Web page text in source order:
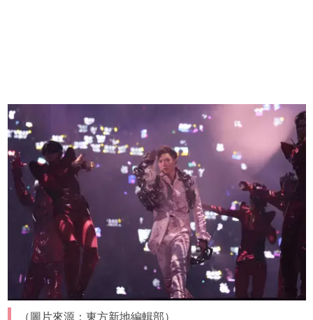
（圖片來源：東方新地編輯部）